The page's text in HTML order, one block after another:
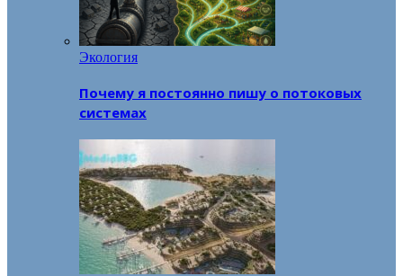
Экология
Почему я постоянно пишу о потоковых
системах